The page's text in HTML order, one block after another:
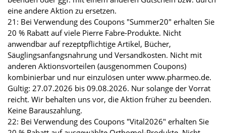
eine andere Aktion zu ersetzen.
21: Bei Verwendung des Coupons "Summer20" erhalten Sie
20 % Rabatt auf viele Pierre Fabre-Produkte. Nicht
anwendbar auf rezeptpflichtige Artikel, Bücher,
Säuglingsanfangsnahrung und Versandkosten. Nicht mit
anderen Aktionsvorteilen (ausgenommen Coupons)
kombinierbar und nur einzulösen unter www.pharmeo.de.
Gültig: 27.07.2026 bis 09.08.2026. Nur solange der Vorrat
reicht. Wir behalten uns vor, die Aktion früher zu beenden.
Keine Barauszahlung.
22: Bei Verwendung des Coupons "Vital2026" erhalten Sie